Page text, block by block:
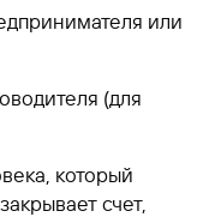
или
(для
который
счет,